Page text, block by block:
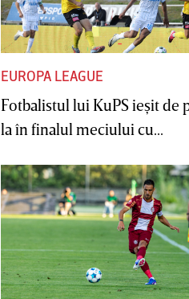
EUROPA LEAGUE
Fotbalistul lui KuPS ieşit de
la în finalul meciului cu...